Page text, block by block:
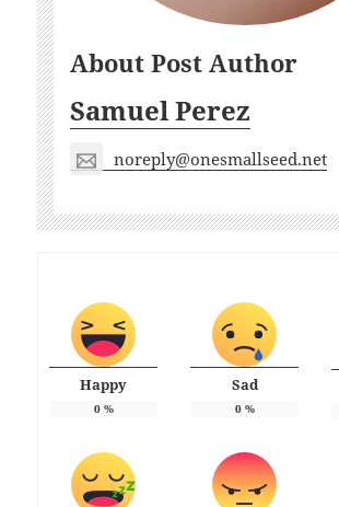
About Post Author
Samuel Perez
noreply@onesmallseed.net
Happy
0%
Sad
0%